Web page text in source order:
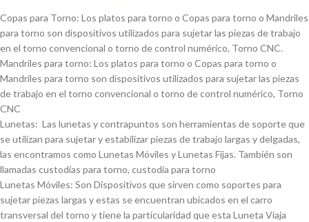
Copas para Torno: Los platos para torno o Copas para torno o Mandriles
para torno son dispositivos utilizados para sujetar las piezas de trabajo
en el torno convencional o torno de control numérico, Torno CNC.
Mandriles para torno: Los platos para torno o Copas para torno o
Mandriles para torno son dispositivos utilizados para sujetar las piezas
de trabajo en el torno convencional o torno de control numérico, Torno
CNC
Lunetas: Las lunetas y contrapuntos son herramientas de soporte que
se utilizan para sujetar y estabilizar piezas de trabajo largas y delgadas,
las encontramos como Lunetas Móviles y Lunetas Fijas. También son
llamadas custodias para torno, custodia para torno
Lunetas Móviles: Son Dispositivos que sirven como soportes para
sujetar piezas largas y estas se encuentran ubicados en el carro
transversal del torno y tiene la particularidad que esta Luneta Viaja